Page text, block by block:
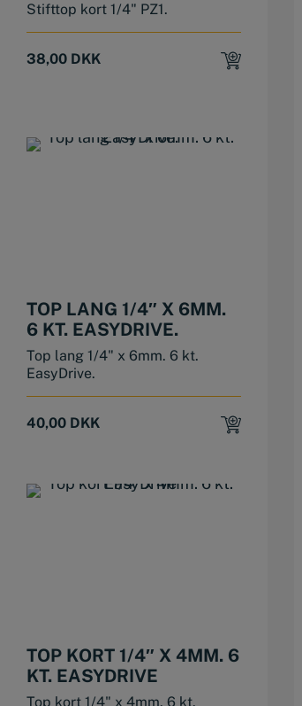
Stifttop kort 1/4" PZ1.
38,00 DKK
TOP LANG 1/4″ X 6MM.
6 KT. EASYDRIVE.
Top lang 1/4" x 6mm. 6 kt.
EasyDrive.
40,00 DKK
TOP KORT 1/4″ X 4MM. 6
KT. EASYDRIVE
Top kort 1/4" x 4mm. 6 kt.